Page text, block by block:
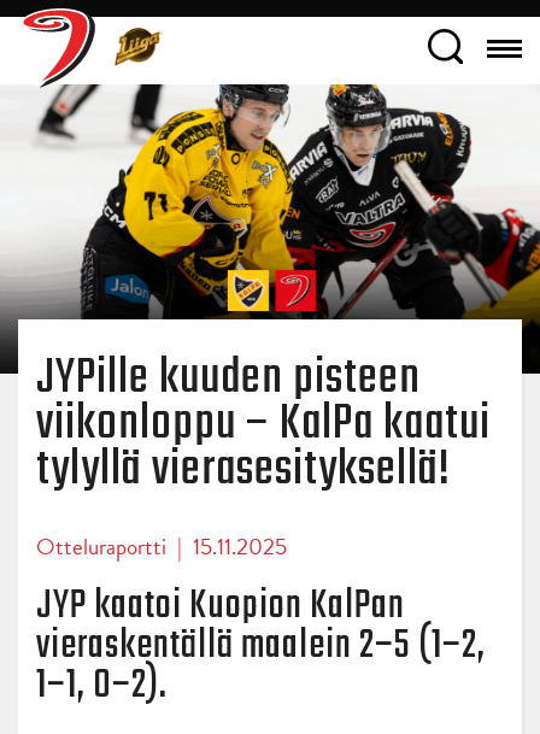
JYPille kuuden pisteen
viikonloppu – KalPa kaatui
tylyllä vierasesityksellä!
Otteluraportti | 15.11.2025
JYP kaatoi Kuopion KalPan
vieraskentällä maalein 2–5 (1–2,
1–1, 0–2).